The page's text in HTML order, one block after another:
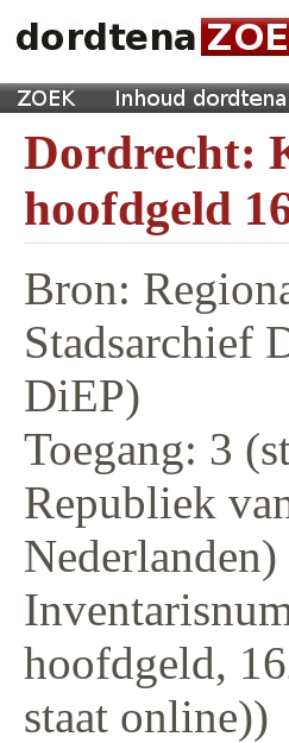
Dordrecht:
hoofdgeld
Bron:
Stadsarchief
DiEP)
Toegang: 3
Republiek
Nederlanden)
hoofdgeld,
staat online))